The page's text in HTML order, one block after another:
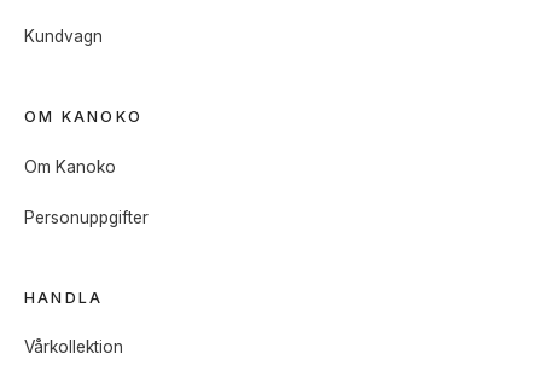
Kundvagn
OM KANOKO
Om Kanoko
Personuppgifter
HANDLA
Vårkollektion